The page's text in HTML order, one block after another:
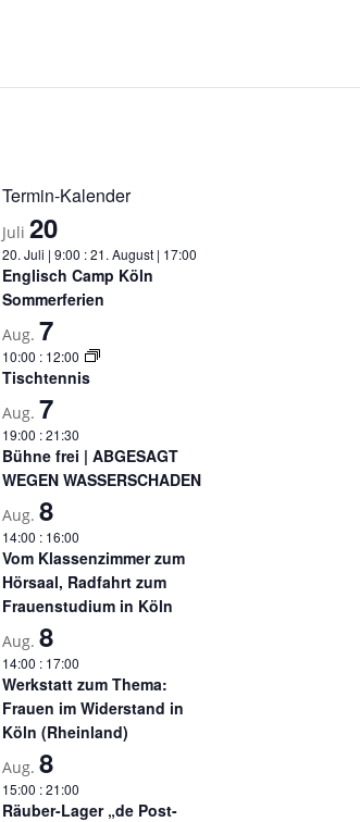
Termin-Kalender
Juli20
20. Juli | 9:00 :21. August | 17:00
Englisch Camp Köln
Sommerferien
Aug. 7
10:00 : 12:00
Tischtennis
Aug. 7
19:00 :21:30
Bühne frei | ABGESAGT
WEGEN WASSERSCHADEN
Aug.8
14:00 : 16:00
Vom Klassenzimmer zum
Hörsaal, Radfahrt zum
Frauenstudium in Köln
Aug.8
14:00 : 17:00
Werkstatt zum Thema:
Frauen im Widerstand in
Köln (Rheinland)
Aug.8
15:00 :21:00
Räuber-Lager „de Post-